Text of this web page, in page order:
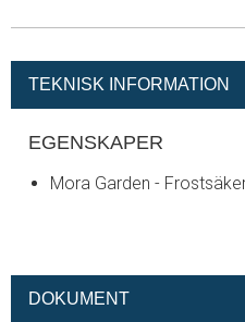
TEKNISK INFORMATION
EGENSKAPER
Mora Garden -
DOKUMENT